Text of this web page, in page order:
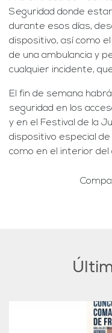
Seguridad donde
durante esos días,
dispositivo, así como
de una ambulancia y
cualquier incidente,
El fin de semana
seguridad en los
y en el Festival de la
dispositivo especial
como en el interior del